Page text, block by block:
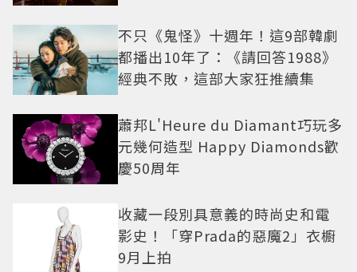
不只《鬼怪》十週年！這9部韓劇
都播出10年了：《請回答1988》
經典不敗，這部大家狂推續集
蕭邦L'Heure du Diamant巧玩多
元幾何造型 Happy Diamonds歡
慶50周年
收藏一段別具意義的時尚史和電
影史！「穿Prada的惡魔2」衣櫥
9月上拍